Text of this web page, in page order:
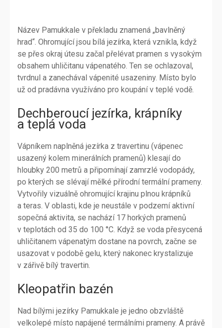
Název Pamukkale v překladu znamená „bavlněný
hrad“. Ohromující jsou bílá jezírka, která vznikla, když
se přes okraj útesu začal přelévat pramen s vysokým
obsahem uhličitanu vápenatého. Ten se ochlazoval,
tvrdnul a zanechával vápenité usazeniny. Místo bylo
už od pradávna využíváno pro koupání v teplé vodě.
Dechberoucí jezírka, krápníky
a teplá voda
Vápníkem naplněná jezírka z travertinu (vápenec
usazený kolem minerálních pramenů) klesají do
hloubky 200 metrů a připomínají zamrzlé vodopády,
po kterých se slévají mělké přírodní termální prameny.
Vytvořily vizuálně ohromující krajinu plnou krápníků
a teras. V oblasti, kde je neustále v podzemí aktivní
sopečná aktivita, se nachází 17 horkých pramenů
v teplotách od 35 do 100 °C. Když se voda přesycená
uhličitanem vápenatým dostane na povrch, začne se
usazovat v podobě gelu, který nakonec krystalizuje
v zářivě bílý travertin.
Kleopatřin bazén
Nad bílými jezírky Pamukkale je jedno obzvláště
velkolepé místo napájené termálními prameny. A právě